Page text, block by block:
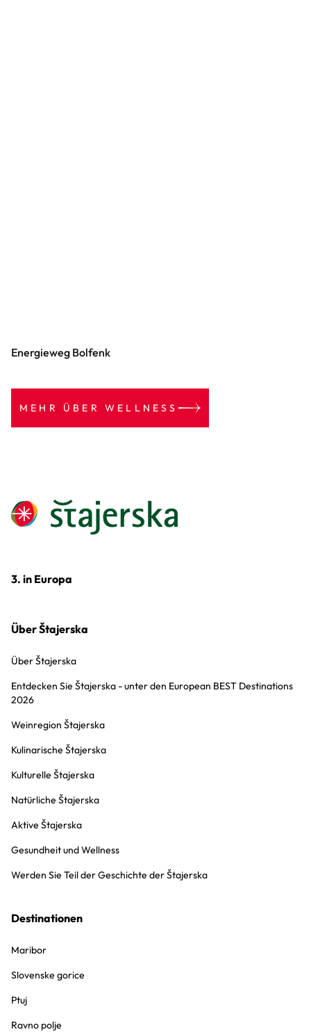
Energieweg Bolfenk
MEHR ÜBER WELLNESS
3. in Europa
Über Štajerska
Über Štajerska
Entdecken Sie Štajerska - unter den European BEST Destinations
2026
Weinregion Štajerska
Kulinarische Štajerska
Kulturelle Štajerska
Natürliche Štajerska
Aktive Štajerska
Gesundheit und Wellness
Werden Sie Teil der Geschichte der Štajerska
Destinationen
Maribor
Slovenske gorice
Ptuj
Ravno polje